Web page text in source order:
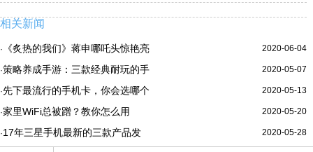
相关新闻
2020-06-04
· 《炙热的我们》蒋申哪吒头惊艳亮
2020-05-07
·策略养成手游：三款经典耐玩的手
2020-05-13
·先下最流行的手机卡，你会选哪个
2020-05-20
·家里WiFi总被蹭？教你怎么用
2020-05-28
·17年三星手机最新的三款产品发